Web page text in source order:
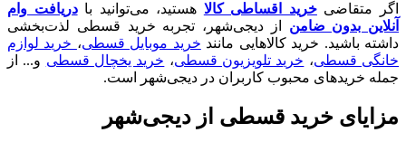
اگر متقاضیخرید اقساطی کالا هستید، می‌توانید بادریافت وام
آنلاین بدون ضامن
از دیجی‌شهر، تجربه خرید قسطی لذت‌بخشی
داشته باشید. خرید کالا‌هایی مانند خرید موبایل قسطی، خرید لوازم
خانگی قسطی، خرید تلویزیون قسطی، خرید یخچال قسطی و... از
جمله خرید‌های محبوب کاربران در دیجی‌شهر است.
مزایای خرید قسطی از دیجی‌شهر